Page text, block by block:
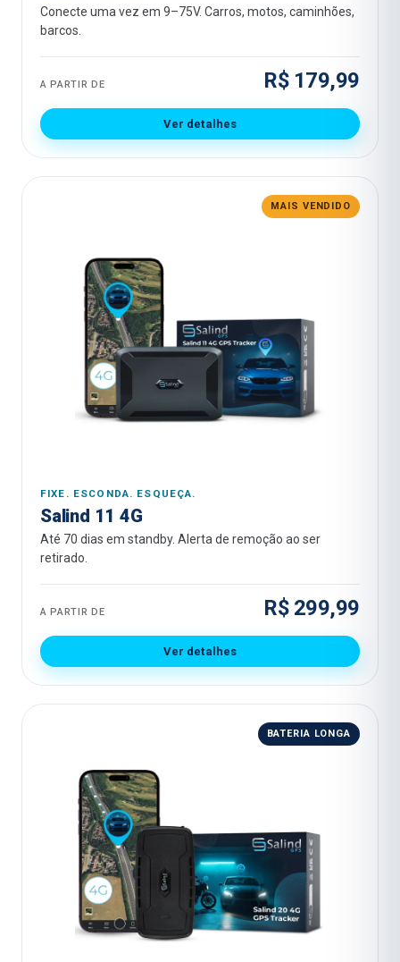
Conecte uma vez em 9–75V. Carros, motos, caminhões,
barcos.
A PARTIR DE R$ 179,99
Ver detalhes
MAIS VENDIDO
FIXE. ESCONDA. ESQUEÇA.
Salind 11 4G
Até 70 dias em standby. Alerta de remoção ao ser
retirado.
A PARTIR DE R$ 299,99
Ver detalhes
BATERIA LONGA